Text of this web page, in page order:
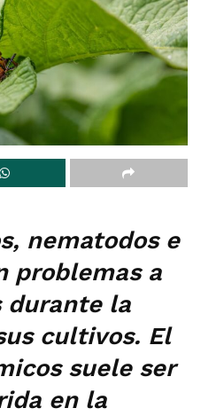
nematodos e
problemas a
durante la
cultivos. El
suele ser
en la